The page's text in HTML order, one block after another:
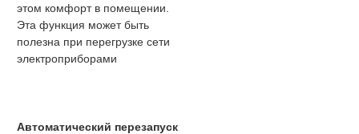
этом комфорт в помещении.
Эта функция может быть
полезна при перегрузке сети
электроприборами
Автоматический перезапуск